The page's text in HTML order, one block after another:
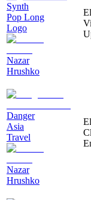
Synth
Pop Long
Logo
Nazar
Hrushko
Danger
Asia
Travel
Nazar
Hrushko